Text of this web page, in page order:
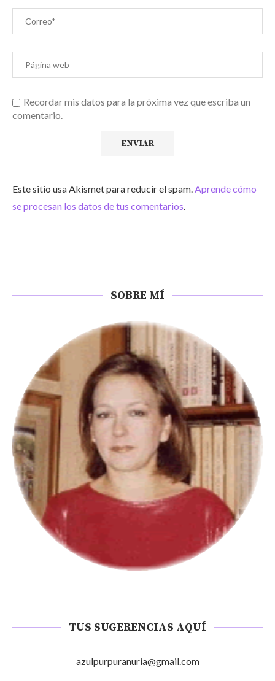
Recordar mis datos para la próxima vez que escriba un
comentario.
Este sitio usa Akismet para reducir el spam. Aprende cómo
se procesan los datos de tus comentarios
SOBRE MÍ
TUS SUGERENCIAS AQUÍ
azulpurpuranuria@gmail.com